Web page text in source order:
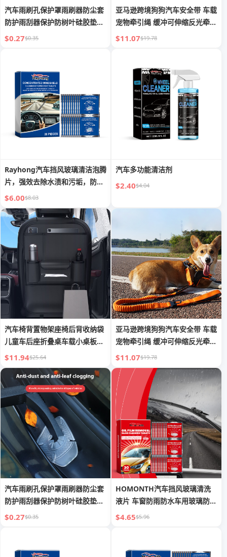
汽车雨刷孔保护罩雨刷器防尘套
防护雨刮器保护防树叶硅胶垫保
护套
$0.27$0.35
亚马逊跨境狗狗汽车安全带 车载
宠物牵引绳 缓冲可伸缩反光牵引
带
$11.07$19.78
Rayhong汽车挡风玻璃清洁泡腾
片，强效去除水渍和污垢，防水
保护，轻松洁净车窗
$6.00$8.03
汽车多功能清洁剂
$2.40$4.04
汽车椅背置物架座椅后背收纳袋
儿童车后座折叠桌车载小桌板后
排
$11.94$25.64
亚马逊跨境狗狗汽车安全带 车载
宠物牵引绳 缓冲可伸缩反光牵引
带
$11.07$19.78
汽车雨刷孔保护罩雨刷器防尘套
防护雨刮器保护防树叶硅胶垫保
护套
$0.27$0.35
HOMONTH汽车挡风玻璃清洗
液片 车窗防雨防水车用玻璃防雾
清洁液片
$4.65$5.96